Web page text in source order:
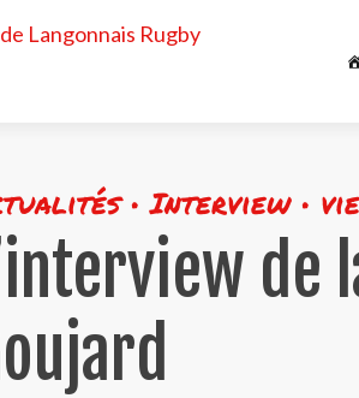
• Interview •
de